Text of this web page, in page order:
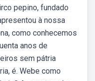
pepino, fundado
à nossa
como conhecemos
anos de
sem pátria
é. Webe como